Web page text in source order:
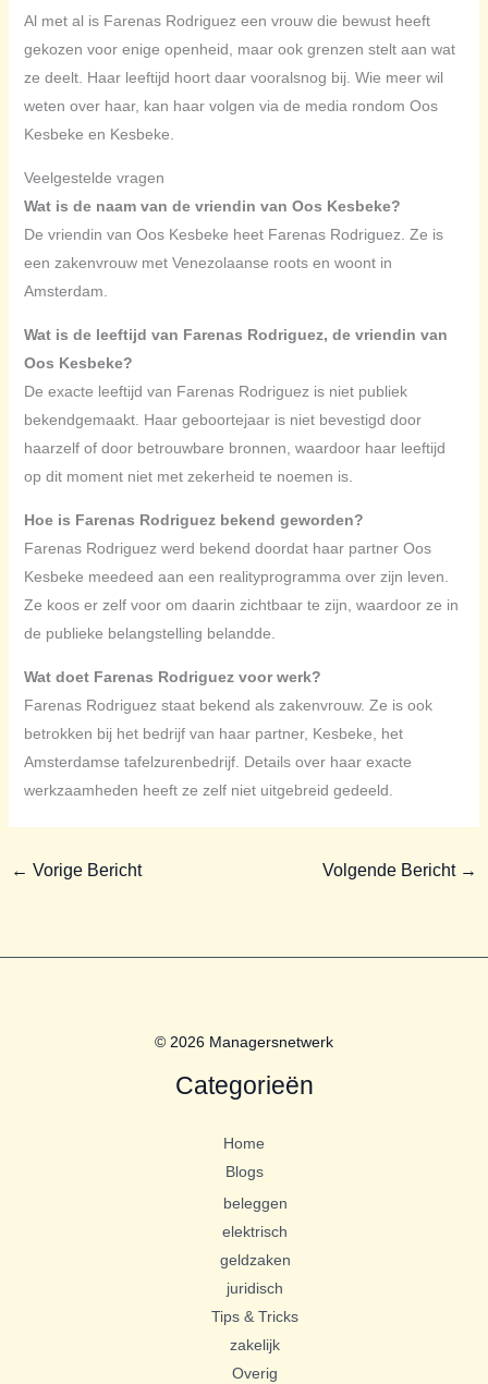
Al met al is Farenas Rodriguez een vrouw die bewust heeft
gekozen voor enige openheid, maar ook grenzen stelt aan wat
ze deelt. Haar leeftijd hoort daar vooralsnog bij. Wie meer wil
weten over haar, kan haar volgen via de media rondom Oos
Kesbeke en Kesbeke.
Veelgestelde vragen
Wat is de naam van de vriendin van Oos Kesbeke?
De vriendin van Oos Kesbeke heet Farenas Rodriguez. Ze is
een zakenvrouw met Venezolaanse roots en woont in
Amsterdam.
Wat is de leeftijd van Farenas Rodriguez, de vriendin van
Oos Kesbeke?
De exacte leeftijd van Farenas Rodriguez is niet publiek
bekendgemaakt. Haar geboortejaar is niet bevestigd door
haarzelf of door betrouwbare bronnen, waardoor haar leeftijd
op dit moment niet met zekerheid te noemen is.
Hoe is Farenas Rodriguez bekend geworden?
Farenas Rodriguez werd bekend doordat haar partner Oos
Kesbeke meedeed aan een realityprogramma over zijn leven.
Ze koos er zelf voor om daarin zichtbaar te zijn, waardoor ze in
de publieke belangstelling belandde.
Wat doet Farenas Rodriguez voor werk?
Farenas Rodriguez staat bekend als zakenvrouw. Ze is ook
betrokken bij het bedrijf van haar partner, Kesbeke, het
Amsterdamse tafelzurenbedrijf. Details over haar exacte
werkzaamheden heeft ze zelf niet uitgebreid gedeeld.
← Vorige Bericht Volgende Bericht →
© 2026 Managersnetwerk
Categorieën
Home
Blogs
beleggen
elektrisch
geldzaken
juridisch
Tips & Tricks
zakelijk
Overig